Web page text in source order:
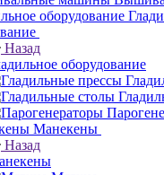
Назад
оборудование
Манекены
Назад